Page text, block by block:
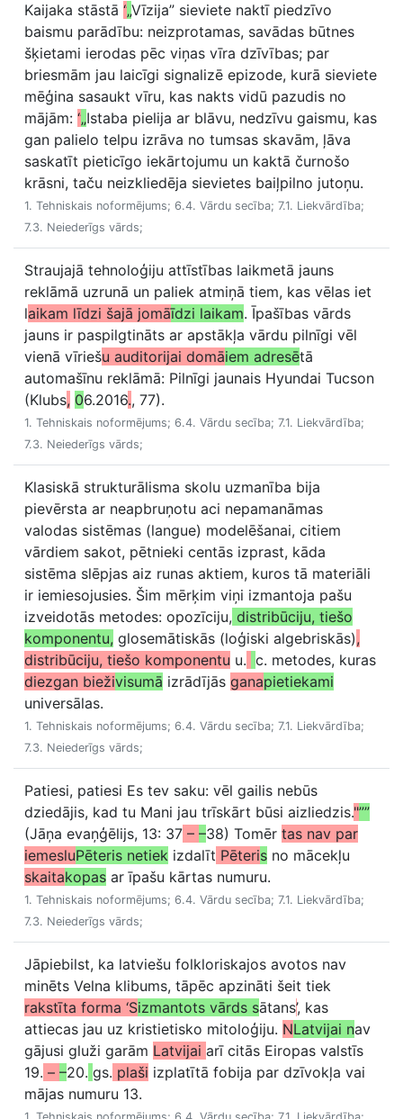
Kaijaka stāstā “„Vīzija” sieviete naktī piedzīvo
baismu parādību: neizprotamas, savādas būtnes
šķietami ierodas pēc viņas vīra dzīvības; par
briesmām jau laicīgi signalizē epizode, kurā sieviete
mēģina sasaukt vīru, kas nakts vidū pazudis no
mājām: “„Istaba pielija ar blāvu, nedzīvu gaismu, kas
gan palielo telpu izrāva no tumsas skavām, ļāva
saskatīt pieticīgo iekārtojumu un kaktā čurnošo
krāsni, taču neizkliedēja sievietes baiļpilno jutoņu.
1. Tehniskais noformējums; 6.4. Vārdu secība; 7.1. Liekvārdība;
7.3. Neiederīgs vārds;
Straujajā tehnoloģiju attīstības laikmetā jauns
reklāmā uzrunā un paliek atmiņā tiem, kas vēlas iet
laikam līdzi šajā jomāīdzi laikam. Īpašības vārds
jauns ir paspilgtināts ar apstākļa vārdu pilnīgi vēl
vienā vīriešu auditorijai domāiem adresētā
automašīnu reklāmā: Pilnīgi jaunais Hyundai Tucson
(Klubs, 06.2016., 77).
1. Tehniskais noformējums; 6.4. Vārdu secība; 7.1. Liekvārdība;
7.3. Neiederīgs vārds;
Klasiskā strukturālisma skolu uzmanība bija
pievērsta ar neapbruņotu aci nepamanāmas
valodas sistēmas (langue) modelēšanai, citiem
vārdiem sakot, pētnieki centās izprast, kāda
sistēma slēpjas aiz runas aktiem, kuros tā materiāli
ir iemiesojusies. Šim mērķim viņi izmantoja pašu
izveidotās metodes: opozīciju, distribūciju, tiešo
komponentu, glosemātiskās (loģiski algebriskās),
distribūciju, tiešo komponentu u. c. metodes, kuras
diezgan bieživisumā izrādījās ganapietiekami
universālas.
1. Tehniskais noformējums; 6.4. Vārdu secība; 7.1. Liekvārdība;
7.3. Neiederīgs vārds;
Patiesi, patiesi Es tev saku: vēl gailis nebūs
dziedājis, kad tu Mani jau trīskārt būsi aizliedzis."””
(Jāņa evaņģēlijs, 13: 37 – –38) Tomēr tas nav par
iemesluPēteris netiek izdalīt Pēteris no mācekļu
skaitakopas ar īpašu kārtas numuru.
1. Tehniskais noformējums; 6.4. Vārdu secība; 7.1. Liekvārdība;
7.3. Neiederīgs vārds;
Jāpiebilst, ka latviešu folkloriskajos avotos nav
minēts Velna klibums, tāpēc apzināti šeit tiek
rakstīta forma ‘Sizmantots vārds sātans’, kas
attiecas jau uz kristietisko mitoloģiju. NLatvijai nav
gājusi gluži garām Latvijai arī citās Eiropas valstīs
19. – –20. gs. plaši izplatītā fobija par dzīvokļa vai
mājas numuru 13.